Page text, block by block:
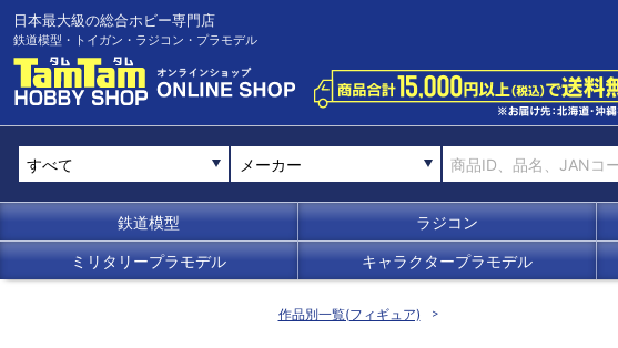
日本最大級の総合ホビー専門店
鉄道模型・トイガン・ラジコン・プラモデル
メーカー
鉄道模型 ラジコン
ミリタリープラモデル キャラクタープラモデル
作品別一覧(フィギュア)